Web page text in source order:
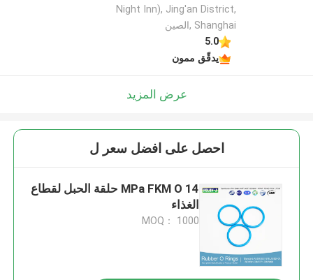
Night Inn), Jing'an District,
Shanghai ,الصين
5.0
يدقّق ممون
عرض المزيد
احصل على افضل سعر ل
14 MPa FKM O حلقة الحبل لقطاع
الغذاء
MOQ： 1000